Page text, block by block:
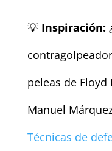
💡 Inspiración:
peleas de Floyd
Manuel
Técnicas de